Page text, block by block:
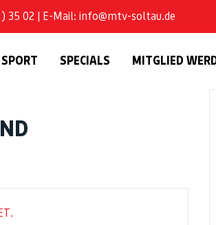
35 02 | E-Mail: info@mtv-soltau.de
SPECIALS
MITGLIED